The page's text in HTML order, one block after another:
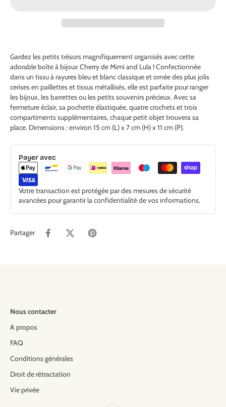
Gardez les petits trésors magnifiquement organisés avec cette
adorable boîte à bijoux Cherry de Mimi and Lula ! Confectionnée
dans un tissu à rayures bleu et blanc classique et ornée des plus jolis
cerises en paillettes et tissus métallisés, elle est parfaite pour ranger
les bijoux, les barrettes ou les petits souvenirs précieux. Avec sa
fermeture éclair, sa pochette élastiquée, quatre crochets et trois
compartiments supplémentaires, chaque petit objet trouvera sa
place. Dimensions : environ 15 cm (L) x 7 cm (H) x 11 cm (P).
Payer avec
Votre transaction est protégée par des mesures de sécurité
avancées pour garantir la confidentialité de vos informations.
Partager
Nous contacter
A propos
FAQ
Conditions générales
Droit de rétractation
Vie privée